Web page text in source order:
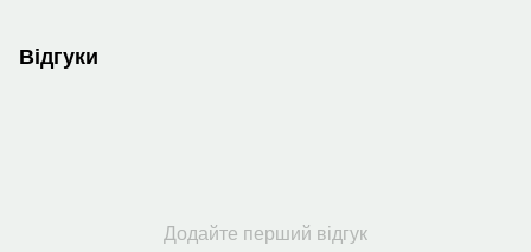
Відгуки
Додайте перший відгук